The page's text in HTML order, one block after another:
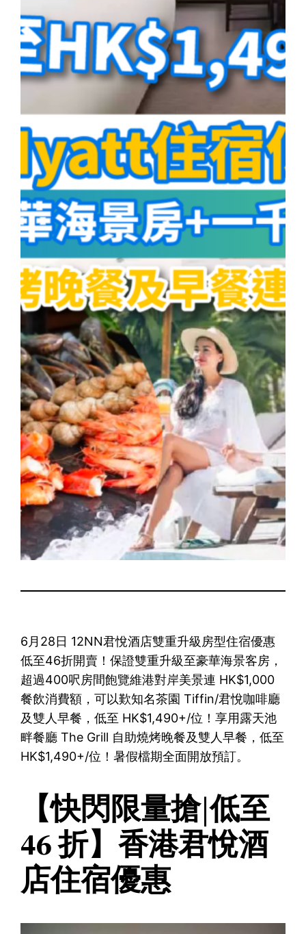
6月28日 12NN君悅酒店雙重升級房型住宿優惠
低至46折開賣！保證雙重升級至豪華海景客房，
超過400呎房間飽覽維港對岸美景連 HK$1,000
餐飲消費額，可以歎知名茶園 Tiffin/君悅咖啡廳
及雙人早餐，低至 HK$1,490+/位！享用露天池
畔餐廳 The Grill 自助燒烤晚餐及雙人早餐，低至
HK$1,490+/位！暑假檔期全面開放預訂。
【快閃限量搶|低至
46 折】香港君悅酒
店住宿優惠